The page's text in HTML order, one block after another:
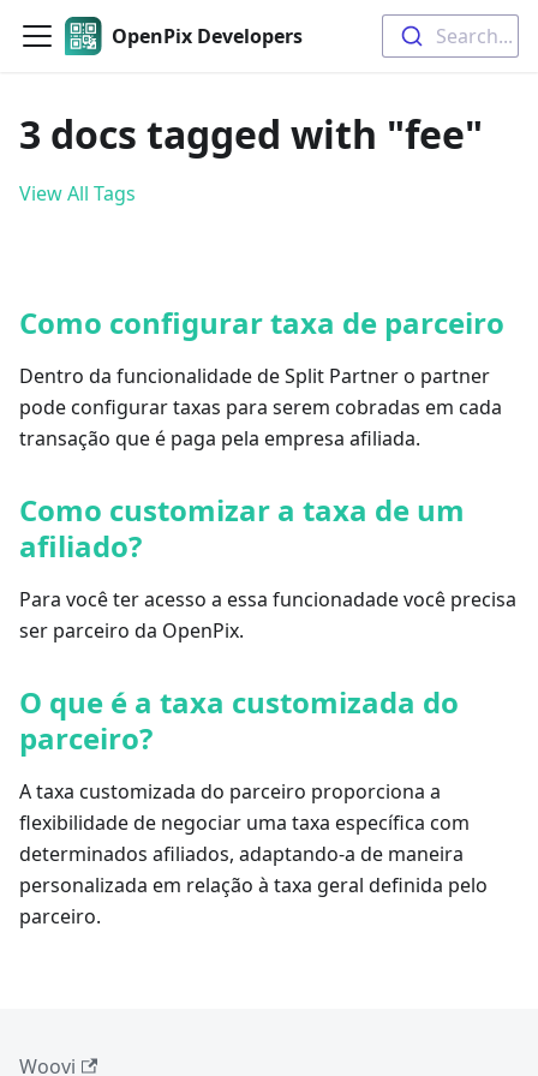
OpenPix Developers Search...
3 docs tagged with "fee"
View All Tags
Como configurar taxa de parceiro
Dentro da funcionalidade de Split Partner o partner
pode configurar taxas para serem cobradas em cada
transação que é paga pela empresa afiliada.
Como customizar a taxa de um
afiliado?
Para você ter acesso a essa funcionadade você precisa
ser parceiro da OpenPix.
O que é a taxa customizada do
parceiro?
A taxa customizada do parceiro proporciona a
flexibilidade de negociar uma taxa específica com
determinados afiliados, adaptando-a de maneira
personalizada em relação à taxa geral definida pelo
parceiro.
Woovi